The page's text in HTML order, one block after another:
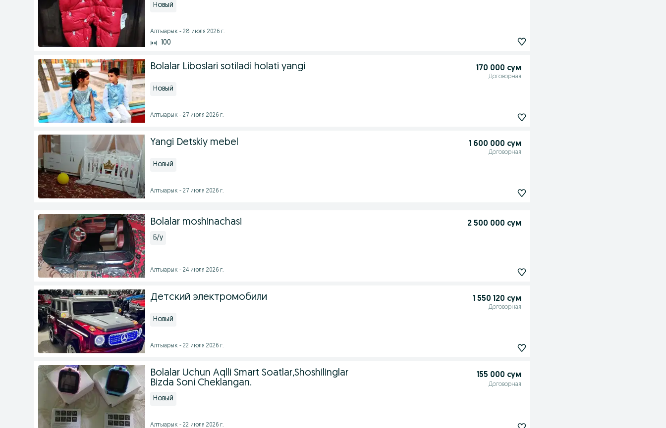
Новый
Алтыарык - 28 июля 2026 г.
100
Bolalar Liboslari sotiladi holati yangi 170 000 сум
Договорная
Новый
Алтыарык - 27 июля 2026 г.
Yangi Detskiy mebel 1 600 000 сум
Договорная
Новый
Алтыарык - 27 июля 2026 г.
Bolalar moshinachasi 2 500 000 сум
Б/у
Алтыарык - 24 июля 2026 г.
Детский электромобили 1 550 120 сум
Договорная
Новый
Алтыарык - 22 июля 2026 г.
Bolalar Uchun Aqlli Smart Soatlar,Shoshilinglar
Bizda Soni Cheklangan.
155 000 сум
Договорная
Новый
Алтыарык - 22 июля 2026 г.